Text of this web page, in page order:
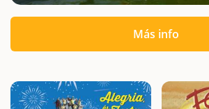
Más info